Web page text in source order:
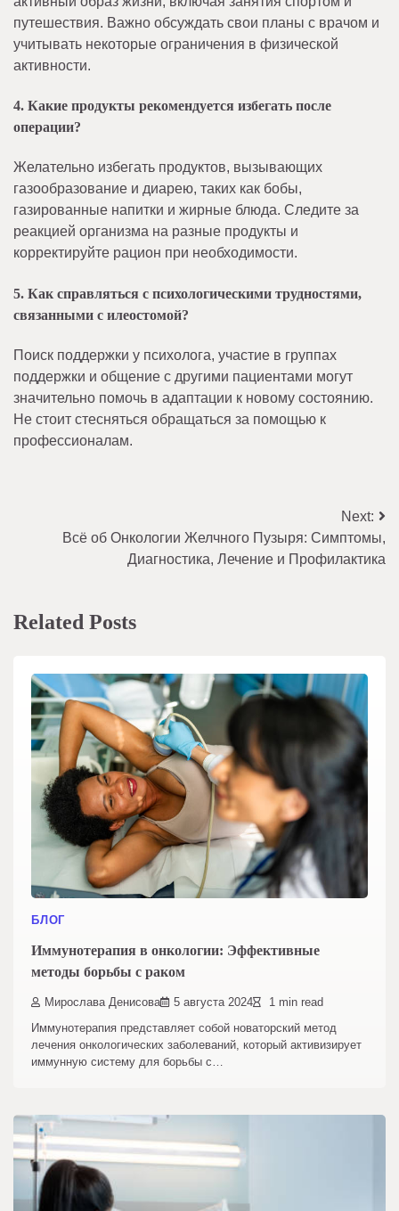
путешествия. Важно обсуждать свои планы с врачом и
учитывать некоторые ограничения в физической
активности.
4. Какие продукты рекомендуется избегать после
операции?
Желательно избегать продуктов, вызывающих
газообразование и диарею, таких как бобы,
газированные напитки и жирные блюда. Следите за
реакцией организма на разные продукты и
корректируйте рацион при необходимости.
5. Как справляться с психологическими трудностями,
связанными с илеостомой?
Поиск поддержки у психолога, участие в группах
поддержки и общение с другими пациентами могут
значительно помочь в адаптации к новому состоянию.
Не стоит стесняться обращаться за помощью к
профессионалам.
Next:
Всё об Онкологии Желчного Пузыря: Симптомы,
Диагностика, Лечение и Профилактика
Related Posts
БЛОГ
Иммунотерапия в онкологии: Эффективные
методы борьбы с раком
Мирослава Денисова 5 августа 2024 1 min read
Иммунотерапия представляет собой новаторский метод
лечения онкологических заболеваний, который активизирует
иммунную систему для борьбы с…